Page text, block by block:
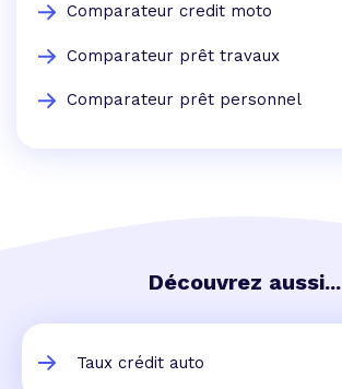
Comparateur credit moto
Comparateur prêt travaux
Comparateur prêt personnel
Découvrez aussi...
Taux crédit auto